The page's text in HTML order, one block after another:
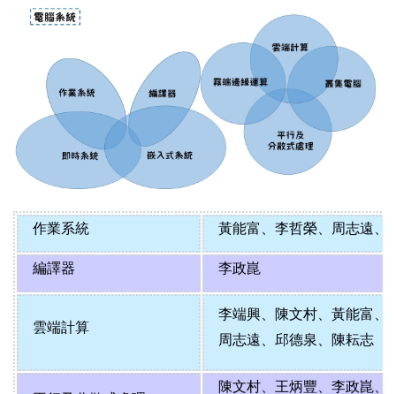
作業系統 黃能富 、李哲榮 周志遠
編譯器 李政崑
雲端計算
李端興 陳文村 、黃能富
周志遠 、邱德泉 陳耘志
陳文村 王炳豐 、李政崑